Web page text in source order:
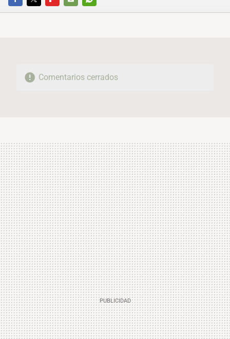
FACEBOOKTWITTERFLIPBOARD
E-
WHATSAPP
Comentarios cerrados